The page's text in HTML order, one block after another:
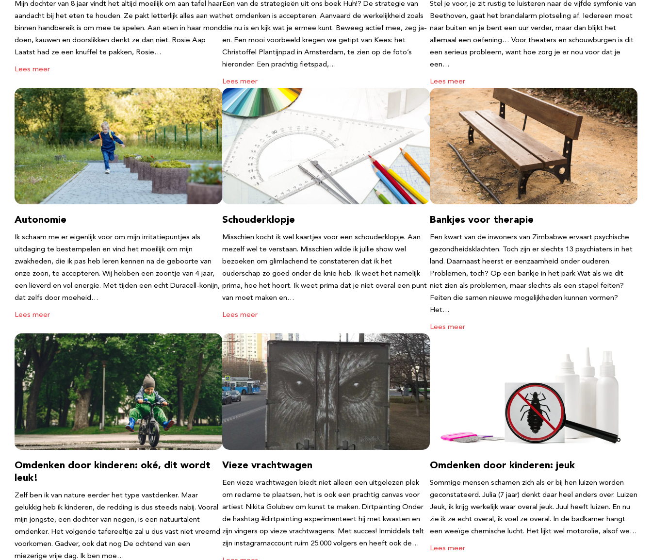
Mijn dochter van 8 jaar vindt het altijd moeilijk om aan tafel haar
aandacht bij het eten te houden. Ze pakt letterlijk alles aan wat
binnen handbereik is om mee te spelen. Aan eten in haar mond
doen, kauwen en doorslikken denkt ze dan niet. Rosie Aap
Laatst had ze een knuffel te pakken, Rosie…
Lees meer
Een van de strategieën uit ons boek Huh!? De strategie van
het omdenken is accepteren. Aanvaard de werkelijkheid zoals
die nu is en kijk wat je ermee kunt. Beweeg actief mee, zeg ja-
en. Een mooi voorbeeld kregen we getipt van Kees: het
Christoffel Plantijnpad in Amsterdam, te zien op de foto’s
hieronder. Een prachtig fietspad,…
Lees meer
Stel je voor, je zit rustig te luisteren naar de vijfde symfonie van
Beethoven, gaat het brandalarm plotseling af. Iedereen moet
naar buiten en je bent een uur verder, maar dan blijkt het
allemaal een oefening… Voor theaters en schouwburgen is dit
een serieus probleem, want hoe zorg je er nou voor dat je
een…
Lees meer
Autonomie
Ik schaam me er eigenlijk voor om mijn irritatiepuntjes als
uitdaging te bestempelen en vind het moeilijk om mijn
zwakheden, die ik pas heb leren kennen na de geboorte van
onze zoon, te accepteren. Wij hebben een zoontje van 4 jaar,
een lieverd en vol energie. Met tijden een echt Duracell-konijn,
dat zelfs door moeheid…
Lees meer
Schouderklopje
Misschien kocht ik wel kaartjes voor een schouderklopje. Aan
mezelf wel te verstaan. Misschien wilde ik jullie show wel
bezoeken om glimlachend te constateren dat ik het
ouderschap zo goed onder de knie heb. Ik weet het namelijk
prima, hoe het hoort. Ik weet prima dat je niet overal een punt
van moet maken en…
Lees meer
Bankjes voor therapie
Een kwart van de inwoners van Zimbabwe ervaart psychische
gezondheidsklachten. Toch zijn er slechts 13 psychiaters in het
land. Daarnaast heerst er eenzaamheid onder ouderen.
Problemen, toch? Op een bankje in het park Wat als we dit
niet zien als problemen, maar slechts als een stapel feiten?
Feiten die samen nieuwe mogelijkheden kunnen vormen?
Het…
Lees meer
Omdenken door kinderen: oké, dit wordt
leuk!
Zelf ben ik van nature eerder het type vastdenker. Maar
gelukkig heb ik kinderen, de redding is dus steeds nabij. Vooral
mijn jongste, een dochter van negen, is een natuurtalent
omdenker. Het volgende tafereeltje zal u dus vast niet vreemd
voorkomen. Gadver, ook dat nog De ochtend van een
miezerige vrije dag. Ik ben moe…
Vieze vrachtwagen
Een vieze vrachtwagen biedt niet alleen een uitgelezen plek
om reclame te plaatsen, het is ook een prachtig canvas voor
artiest Nikita Golubev om kunst te maken. Dirtpainting Onder
de hashtag #dirtpainting experimenteert hij met kwasten en
zijn vingers op vieze vrachtwagens. Met succes! Inmiddels telt
zijn instagramaccount ruim 25.000 volgers en heeft ook de…
Omdenken door kinderen: jeuk
Sommige mensen schamen zich als er bij hen luizen worden
geconstateerd. Julia (7 jaar) denkt daar heel anders over. Luizen
Jeuk, ik krijg werkelijk waar overal jeuk. Juul heeft luizen. En nu
zie ik ze echt overal, ik voel ze overal. In de badkamer hangt
een weeïge chemische lucht. Het lijkt wel motorolie, alsof we…
Lees meer